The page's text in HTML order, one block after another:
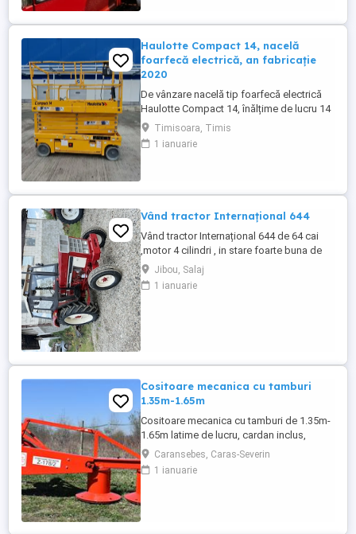
MTU26R ...
Haulotte Compact 14, nacelă
foarfecă electrică, an fabricație
2020
De vânzare nacelă tip foarfecă electrică
Haulotte Compact 14, înălțime de lucru 14
m, an fabricație 2020, ore funcționare 570,
stare foarte bună de funcționarepreț 7000
euro +TVA
Timisoara, Timis
1 ianuarie
Vând tractor Internațional 644
Vând tractor Internațional 644 de 64 cai
,motor 4 cilindri , in stare foarte buna de
functionare, cutie de viteze mecanica cu 2
manete ,ambreiaj priza, cauciucuri in stare
bună ,fara defecte, revizie facuta,
Jibou, Salaj
1 ianuarie
Cositoare mecanica cu tamburi
1.35m-1.65m
Cositoare mecanica cu tamburi de 1.35m-
1.65m latime de lucru, cardan inclus,
prelata, cheie de cutite Transport in toate
judetele
Caransebes, Caras-Severin
1 ianuarie